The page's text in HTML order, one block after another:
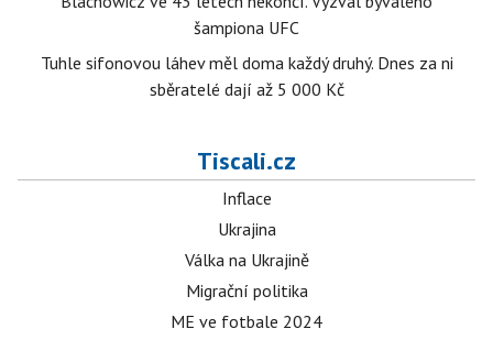
šampiona UFC
Tuhle sifonovou láhev měl doma každý druhý. Dnes za ni
sběratelé dají až 5 000 Kč
Tiscali.cz
Inflace
Ukrajina
Válka na Ukrajině
Migrační politika
ME ve fotbale 2024